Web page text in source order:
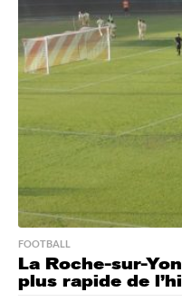
FOOTBALL
La Roche-sur-
plus rapide de